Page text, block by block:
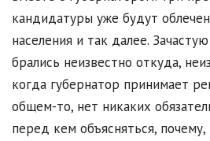
кандидатуры уже будут
населения и так далее.
брались неизвестно откуда,
когда губернатор принимает
общем-то, нет никаких
перед кем объясняться,